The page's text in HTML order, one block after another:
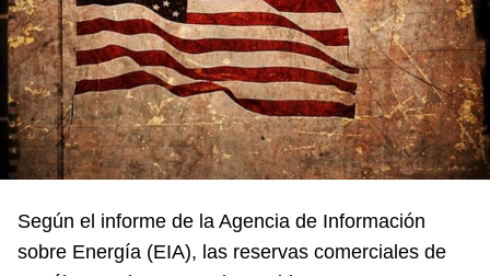
Según el informe de la Agencia de Información
sobre Energía (EIA), las reservas comerciales de